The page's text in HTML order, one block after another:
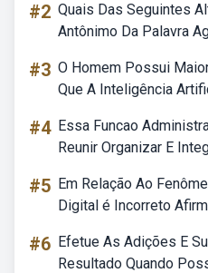
#2 Quais Das Seguintes
Antônimo Da Palavra
#3 O Homem Possui
Que A Inteligência
#4 Essa Funcao
Reunir Organizar E
#5 Em Relação Ao
Digital é Incorreto
#6 Efetue As Adições E
Resultado Quando